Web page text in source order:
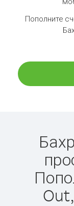
Пополните